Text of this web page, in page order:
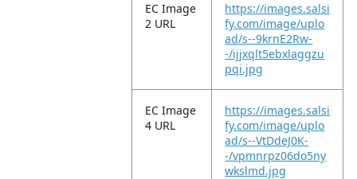
EC Image
2 URL
https://images.salsi
fy.com/image/uplo
ad/s--9krnE2Rw-
-/ijjxqlt5ebxlaggzu
pqi.jpg
EC Image
4 URL
https://images.salsi
fy.com/image/uplo
ad/s--VtDdeJ0K-
-/vpmnrpz06do5ny
wkslmd.jpg